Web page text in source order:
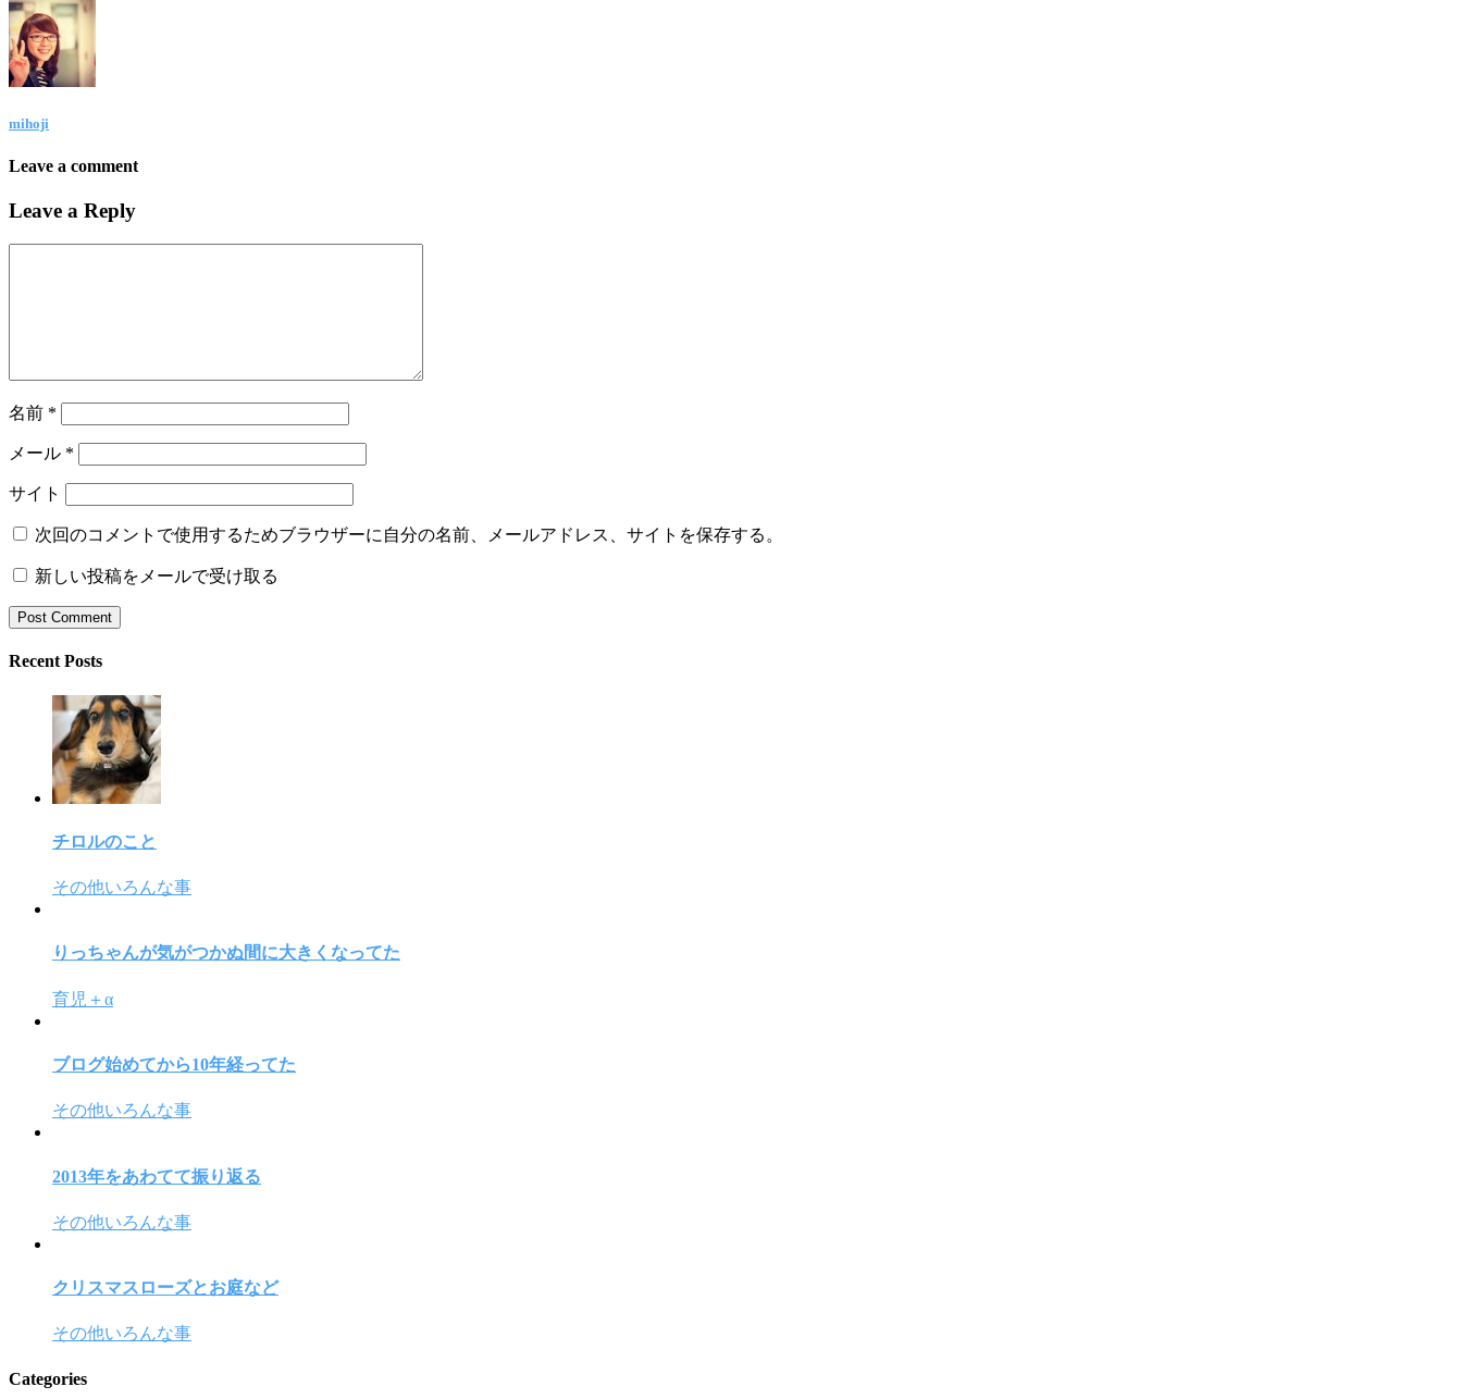
mihoji
Leave a comment
Leave a Reply
名前 *
メール *
サイト
次回のコメントで使用するためブラウザーに自分の名前、メールアドレス、サイトを保存する。
新しい投稿をメールで受け取る
Recent Posts
チロルのこと
その他いろんな事
りっちゃんが気がつかぬ間に大きくなってた
育児＋α
ブログ始めてから10年経ってた
その他いろんな事
2013年をあわてて振り返る
その他いろんな事
クリスマスローズとお庭など
その他いろんな事
Categories